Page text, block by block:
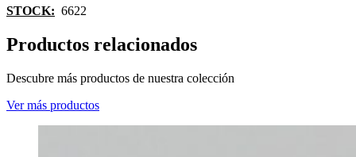
STOCK: 6622
Productos relacionados
Descubre más productos de nuestra colección
Ver más productos